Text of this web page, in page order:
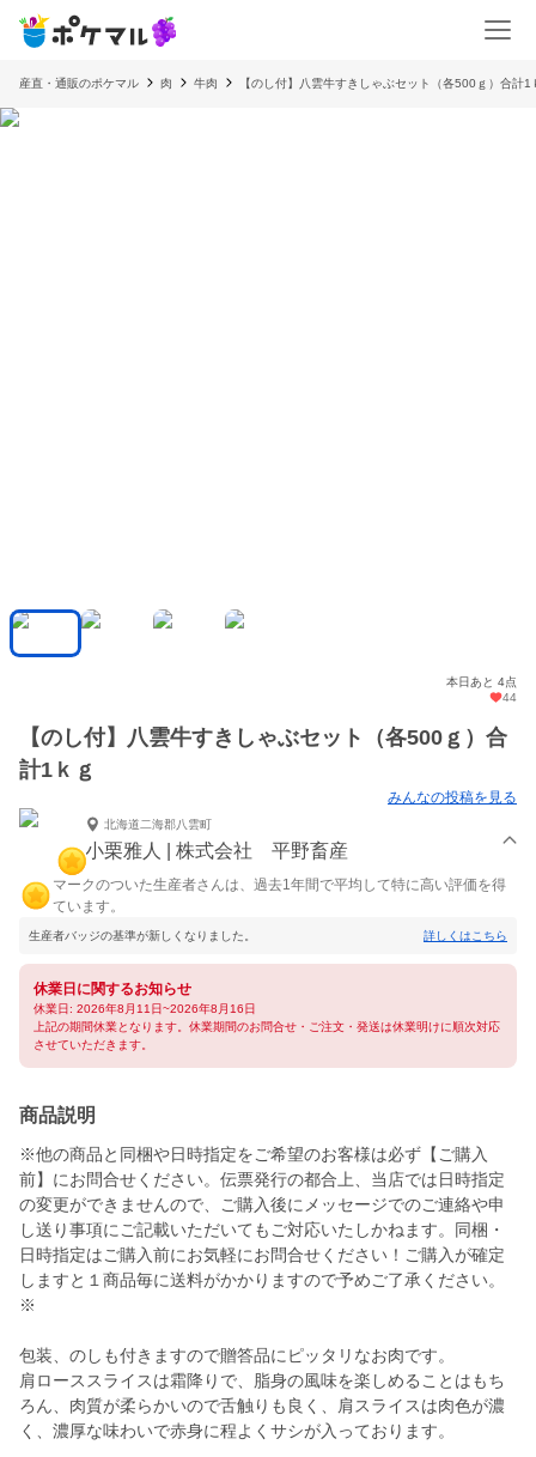
産直・通販のポケマル 肉 牛肉 【のし付】八雲牛すきしゃぶセット（各500ｇ）合計1
本日あと 4点
44
【のし付】八雲牛すきしゃぶセット（各500ｇ）合
計1ｋｇ
みんなの投稿を見る
北海道二海郡八雲町
小栗雅人 | 株式会社 平野畜産
マークのついた生産者さんは、過去1年間で平均して特に高い評価を得
ています。
生産者バッジの基準が新しくなりました。 詳しくはこちら
休業日に関するお知らせ
休業日: 2026年8月11日~2026年8月16日
上記の期間休業となります。休業期間のお問合せ・ご注文・発送は休業明けに順次対応
させていただきます。
商品説明
※他の商品と同梱や日時指定をご希望のお客様は必ず【ご購入
前】にお問合せください。伝票発行の都合上、当店では日時指定
の変更ができませんので、ご購入後にメッセージでのご連絡や申
し送り事項にご記載いただいてもご対応いたしかねます。同梱・
日時指定はご購入前にお気軽にお問合せください！ご購入が確定
しますと１商品毎に送料がかかりますので予めご了承ください。
※
包装、のしも付きますので贈答品にピッタリなお肉です。
肩ローススライスは霜降りで、脂身の風味を楽しめることはもち
ろん、肉質が柔らかいので舌触りも良く、肩スライスは肉色が濃
く、濃厚な味わいで赤身に程よくサシが入っております。